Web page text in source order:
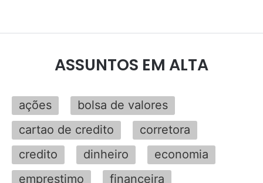
ASSUNTOS EM ALTA
ações
bolsa de valores
cartao de credito
corretora
credito
dinheiro
economia
emprestimo
financeira